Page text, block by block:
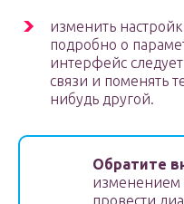
изменить
подробно о
интерфейс
связи и поменять
нибудь другой.
Обратите
изменением
провести